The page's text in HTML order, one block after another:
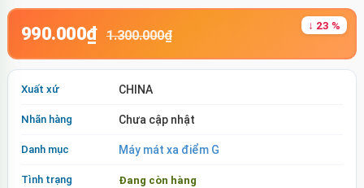
990.000₫ 1.300.000₫
↓ 23 %
Xuất xứ CHINA
Nhãn hàng Chưa cập nhật
Danh mục Máy mát xa điểm G
Tình trạng Đang còn hàng